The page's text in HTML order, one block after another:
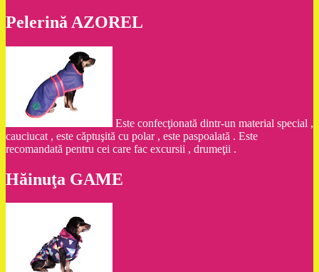
Pelerină AZOREL
Este confecţionată dintr-un material special ,
cauciucat , este căptuşită cu polar , este paspoalată . Este
recomandată pentru cei care fac excursii , drumeţii .
Hăinuţa GAME